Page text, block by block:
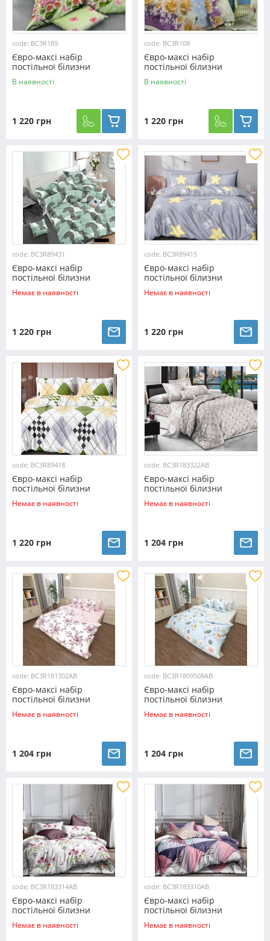
code: BC3R189
Євро-максі набір
постільної білизни
200*220 із Ранфорсу
№3R189 Черешенка™
В наявності
1 220 грн
code: BC3R108
Євро-максі набір
постільної білизни
200*220 із Ранфорсу
№3R108 Черешенка™
В наявності
1 220 грн
code: BC3R89431
Євро-максі набір
постільної білизни
200*220 із Ранфорсу
№89431 Черешенка™
Немає в наявності
1 220 грн
code: BC3R89415
Євро-максі набір
постільної білизни
200*220 із Ранфорсу
№89415 Черешенка™
Немає в наявності
1 220 грн
code: BC3R89418
Євро-максі набір
постільної білизни
200*220 із Ранфорсу
№89418 Черешенка™
Немає в наявності
1 220 грн
code: BC3R183322AB
Євро-максі набір
постільної білизни
200*220 із Ранфорсу
№183322AB Черешенка™
Немає в наявності
1 204 грн
code: BC3R181302AB
Євро-максі набір
постільної білизни
200*220 із Ранфорсу
№181302AB Черешенка™
Немає в наявності
1 204 грн
code: BC3R1809508AB
Євро-максі набір
постільної білизни
200*220 із Ранфорсу
№1809508AB Черешенка™
Немає в наявності
1 204 грн
code: BC3R183314AB
Євро-максі набір
постільної білизни
200*220 із Ранфорсу
№183314AB Черешенка™
Немає в наявності
code: BC3R183310AB
Євро-максі набір
постільної білизни
200*220 із Ранфорсу
№183310AB Черешенка™
Немає в наявності